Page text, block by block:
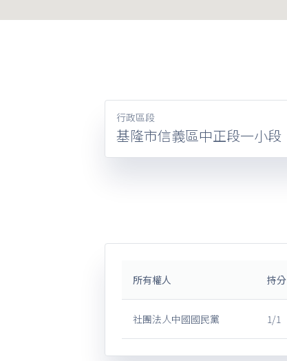
行政區段
基隆市信義區中正段一小段
所有權人 持分
社團法人中國國民黨 1/1